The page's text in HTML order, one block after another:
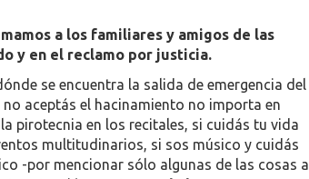
a los familiares y amigos de las
y en el reclamo por justicia.
se encuentra la salida de emergencia del
no aceptás el hacinamiento no importa en
pirotecnia en los recitales, si cuidás tu vida
multitudinarios, si sos músico y cuidás
-por mencionar sólo algunas de las cosas a